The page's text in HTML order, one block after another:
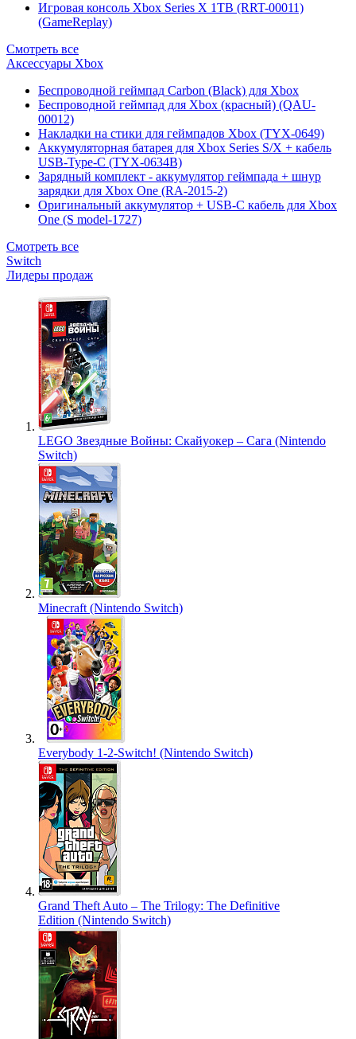
Игровая консоль Xbox Series X 1TB (RRT-00011)
(GameReplay)
Смотреть все
Аксессуары Xbox
Беспроводной геймпад Carbon (Black) для Xbox
Беспроводной геймпад для Xbox (красный) (QAU-
00012)
Накладки на стики для геймпадов Xbox (TYX-0649)
Аккумуляторная батарея для Xbox Series S/X + кабель
USB-Type-C (TYX-0634B)
Зарядный комплект - аккумулятор геймпада + шнур
зарядки для Xbox One (RA-2015-2)
Оригинальный аккумулятор + USB-C кабель для Xbox
One (S model-1727)
Смотреть все
Switch
Лидеры продаж
LEGO Звездные Войны: Скайуокер – Сага (Nintendo
Switch)
Minecraft (Nintendo Switch)
Everybody 1-2-Switch! (Nintendo Switch)
Grand Theft Auto – The Trilogy: The Definitive
Edition (Nintendo Switch)